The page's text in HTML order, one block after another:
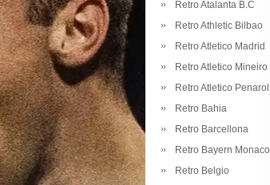
Retro Atalanta B.C
Retro Athletic Bilbao
Retro Atletico Madrid
Retro Atletico Mineiro
Retro Atletico Penarol
Retro Bahia
Retro Barcellona
Retro Bayern Monaco
Retro Belgio